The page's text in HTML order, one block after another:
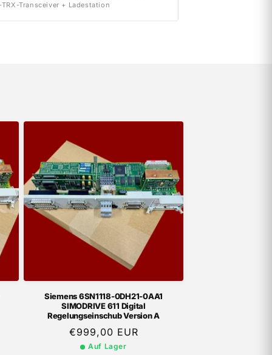
TRX-Transceiver + Ladestation
Siemens 6SN1118-0DH21-0AA1
SIMODRIVE 611 Digital
Regelungseinschub Version A
Normaler
Preis
€999,00 EUR
Auf Lager